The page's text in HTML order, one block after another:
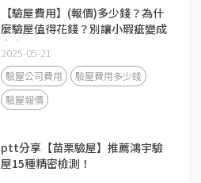
【驗屋費用】(報價)多少錢？為什
麼驗屋值得花錢？別讓小瑕疵變成
大麻煩
2025-05-21
驗屋公司費用
驗屋費用多少錢
驗屋報價
ptt分享【苗栗驗屋】推薦鴻宇驗
屋15種精密檢測！